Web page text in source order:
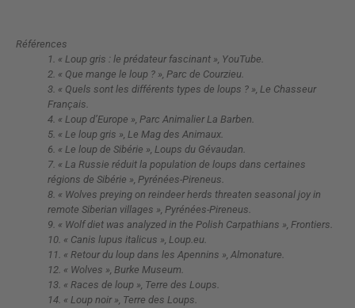
Références
1. « Loup gris : le prédateur fascinant », YouTube.
2. « Que mange le loup ? », Parc de Courzieu.
3. « Quels sont les différents types de loups ? », Le Chasseur
Français.
4. « Loup d’Europe », Parc Animalier La Barben.
5. « Le loup gris », Le Mag des Animaux.
6. « Le loup de Sibérie », Loups du Gévaudan.
7. « La Russie réduit la population de loups dans certaines
régions de Sibérie », Pyrénées-Pireneus.
8. « Wolves preying on reindeer herds threaten seasonal joy in
remote Siberian villages », Pyrénées-Pireneus.
9. « Wolf diet was analyzed in the Polish Carpathians », Frontiers.
10. « Canis lupus italicus », Loup.eu.
11. « Retour du loup dans les Apennins », Almonature.
12. « Wolves », Burke Museum.
13. « Races de loup », Terre des Loups.
14. « Loup noir », Terre des Loups.